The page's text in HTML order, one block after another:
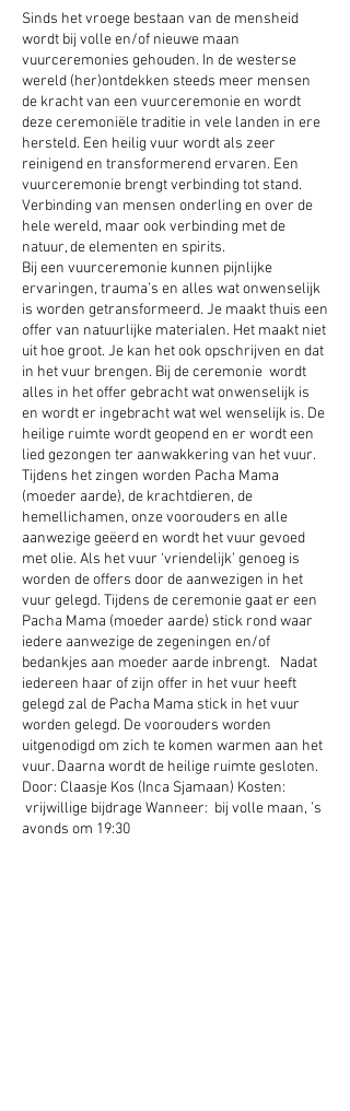
Sinds het vroege bestaan van de mensheid
wordt bij volle en/of nieuwe maan
vuurceremonies gehouden. In de westerse
wereld (her)ontdekken steeds meer mensen
de kracht van een vuurceremonie en wordt
deze ceremoniële traditie in vele landen in ere
hersteld. Een heilig vuur wordt als zeer
reinigend en transformerend ervaren. Een
vuurceremonie brengt verbinding tot stand.
Verbinding van mensen onderling en over de
hele wereld, maar ook verbinding met de
natuur, de elementen en spirits.
Bij een vuurceremonie kunnen pijnlijke
ervaringen, trauma’s en alles wat onwenselijk
is worden getransformeerd. Je maakt thuis een
offer van natuurlijke materialen. Het maakt niet
uit hoe groot. Je kan het ook opschrijven en dat
in het vuur brengen. Bij de ceremonie wordt
alles in het offer gebracht wat onwenselijk is
en wordt er ingebracht wat wel wenselijk is. De
heilige ruimte wordt geopend en er wordt een
lied gezongen ter aanwakkering van het vuur.
Tijdens het zingen worden Pacha Mama
(moeder aarde), de krachtdieren, de
hemellichamen, onze voorouders en alle
aanwezige geëerd en wordt het vuur gevoed
met olie. Als het vuur ‘vriendelijk’ genoeg is
worden de offers door de aanwezigen in het
vuur gelegd. Tijdens de ceremonie gaat er een
Pacha Mama (moeder aarde) stick rond waar
iedere aanwezige de zegeningen en/of
bedankjes aan moeder aarde inbrengt. Nadat
iedereen haar of zijn offer in het vuur heeft
gelegd zal de Pacha Mama stick in het vuur
worden gelegd. De voorouders worden
uitgenodigd om zich te komen warmen aan het
vuur. Daarna wordt de heilige ruimte gesloten.
Door: Claasje Kos (Inca Sjamaan) Kosten:
vrijwillige bijdrage Wanneer: bij volle maan, ’s
avonds om 19:30